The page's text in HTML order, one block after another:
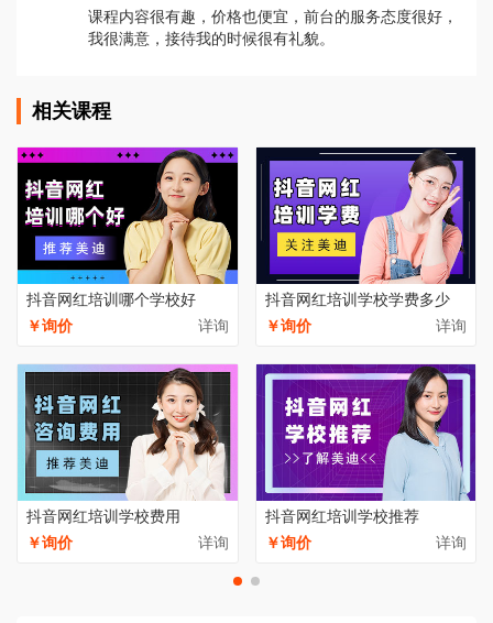
课程内容很有趣，价格也便宜，前台的服务态度很好，
我很满意，接待我的时候很有礼貌。
相关课程
抖音网红培训哪个学校好
￥询价
详询
抖音网红培训学校学费多少
￥询价
详询
抖音网红培训学校费用
￥询价
详询
抖音网红培训学校推荐
￥询价
详询